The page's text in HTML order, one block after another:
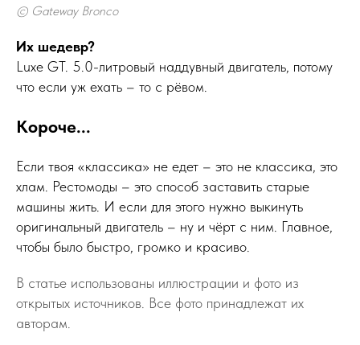
© Gateway Bronco
Их шедевр?
Luxe GT. 5.0-литровый наддувный двигатель, потому
что если уж ехать – то с рёвом.
Короче...
Если твоя «классика» не едет – это не классика, это
хлам. Рестомоды – это способ заставить старые
машины жить. И если для этого нужно выкинуть
оригинальный двигатель – ну и чёрт с ним. Главное,
чтобы было быстро, громко и красиво.
В статье использованы иллюстрации и фото из
открытых источников. Все фото принадлежат их
авторам.